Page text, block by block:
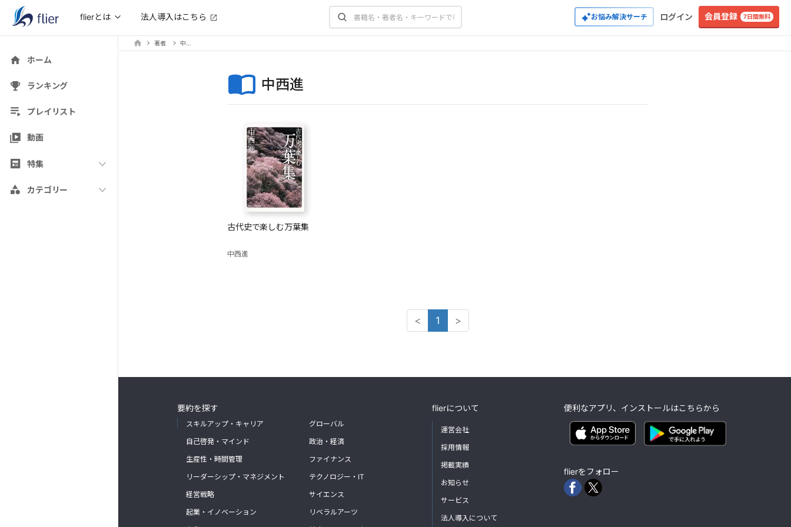
flierとは 法人導入はこちら お悩み解決サーチ ログイン 会員登録 7日間無料
ホーム
ランキング
プレイリスト
動画
特集
カテゴリー
著者
中西進
古代史で楽しむ万葉集
中西進
< 1 >
要約を探す
スキルアップ・キャリア
自己啓発・マインド
生産性・時間管理
リーダーシップ・マネジメント
経営戦略
起業・イノベーション
グローバル
政治・経済
ファイナンス
テクノロジー・IT
サイエンス
リベラルアーツ
flierについて
運営会社
採用情報
掲載実績
お知らせ
サービス
法人導入について
便利なアプリ、インストールはこちらから
flierをフォロー